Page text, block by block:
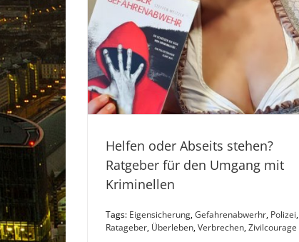
Helfen oder Abseits stehen?
Ratgeber für den Umgang mit
Kriminellen
Tags: Eigensicherung,Gefahrenabwerhr, Polizei,
Ratageber, Überleben,Verbrechen,Zivilcourage